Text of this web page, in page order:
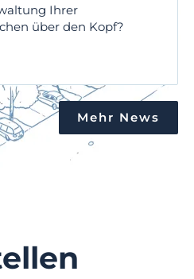
Ihrer
über den Kopf?
Mehr News